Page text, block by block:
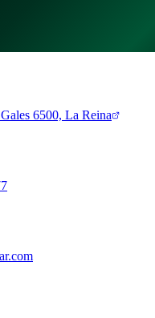
6500, La Reina